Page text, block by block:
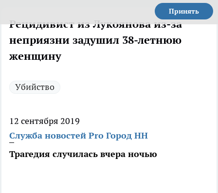
Принять
Рецидивист из Лукоянова из-за
неприязни задушил 38-летнюю
женщину
Убийство
12 сентября 2019
Служба новостей Pro Город НН
Трагедия случилась вчера ночью